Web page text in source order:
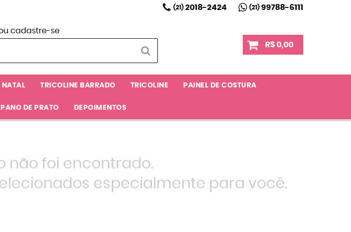
(21)2018-2424 (21)99788-6111
cadastre-se
R$ 0,00
NATAL TRICOLINE BARRADO TRICOLINE PAINEL DE COSTURA
PANO DE PRATO DEPOIMENTOS
não foi encontrado.
especialmente para você.